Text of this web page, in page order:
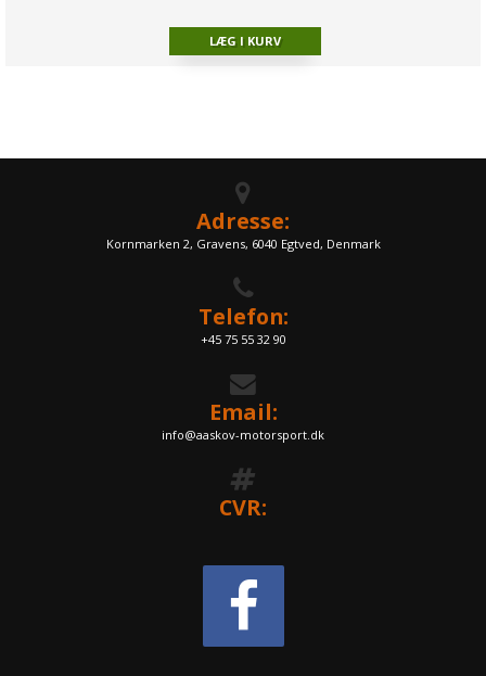
Adresse:
Kornmarken 2, Gravens, 6040 Egtved, Denmark
Telefon:
+45 75 55 32 90
Email:
info@aaskov-motorsport.dk
CVR: